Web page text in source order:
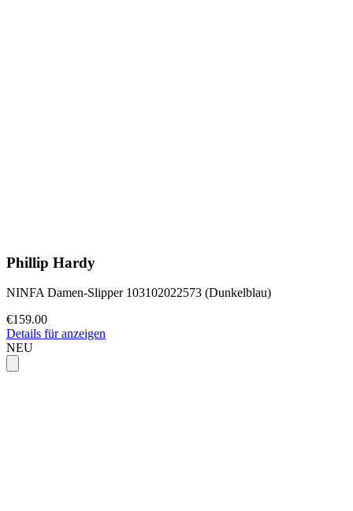
Phillip Hardy
NINFA Damen-Slipper 103102022573 (Dunkelblau)
€159.00
Details für anzeigen
NEU